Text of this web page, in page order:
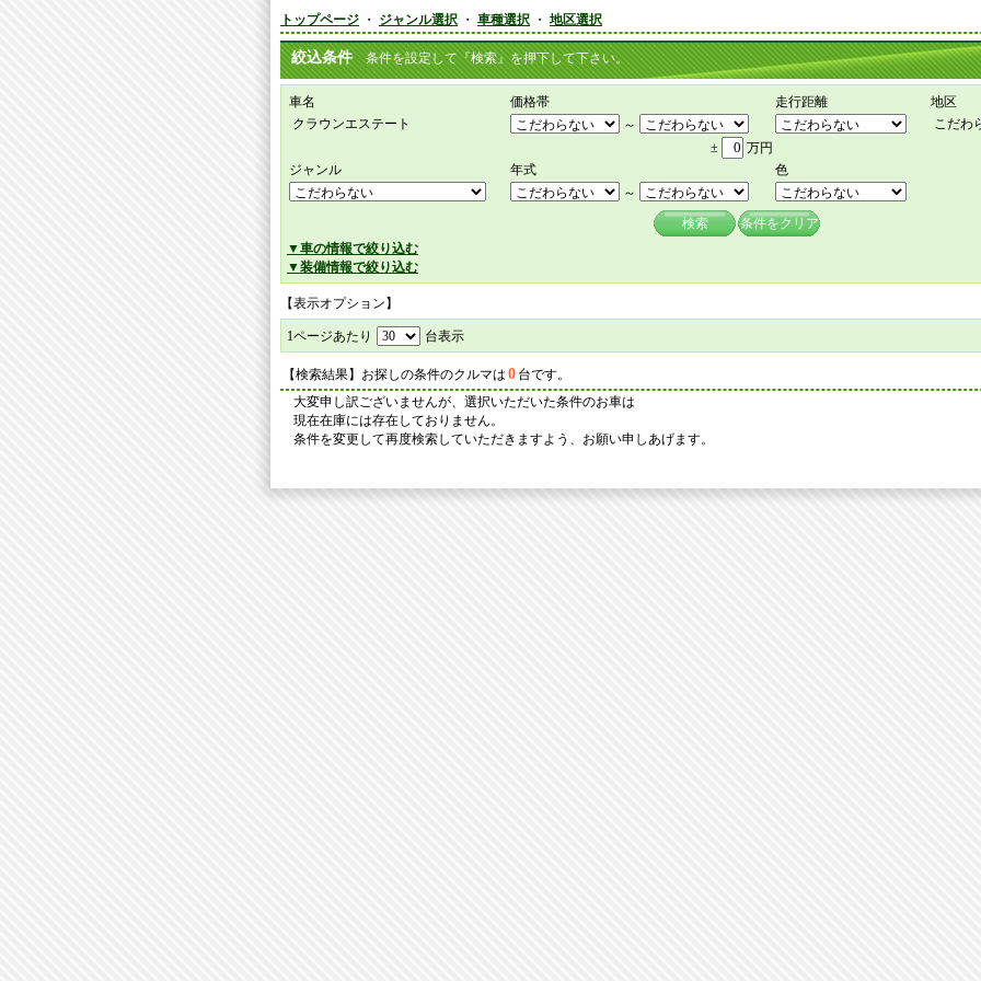
トップページ ・ ジャンル選択 ・ 車種選択 ・ 地区選択
絞込条件 条件を設定して『検索』を押下して下さい。
車名 価格帯 走行距離
地区
クラウンエステート
～
こだわ
±
万円
ジャンル
年式
色
～
検索
条件をクリア
▼車の情報で絞り込む
▼装備情報で絞り込む
【表示オプション】
1ページあたり 台表示
【検索結果】お探しの条件のクルマは 0 台です。
大変申し訳ございませんが、選択いただいた条件のお車は
現在在庫には存在しておりません。
条件を変更して再度検索していただきますよう、お願い申しあげます。